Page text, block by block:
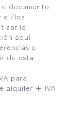
documento
el/los
la
aquí
o
de esta
para
alquiler + IVA